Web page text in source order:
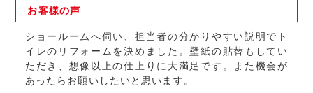
お客様の声
ショールームへ伺い、担当者の分かりやすい説明でト
イレのリフォームを決めました。壁紙の貼替もしてい
ただき、想像以上の仕上りに大満足です。また機会が
あったらお願いしたいと思います。